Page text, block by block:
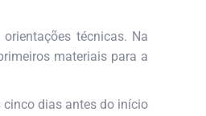
técnicas. Na
materiais para a
cinco dias antes do início